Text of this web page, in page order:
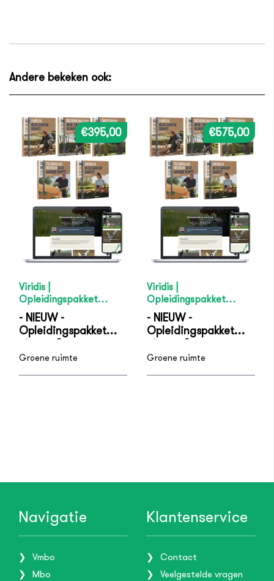
Andere bekeken ook:
Viridis |
Opleidingspakket
Medewerker Groene
ruimte - niveau 2
- NIEUW -
Opleidingspakket
niveau 2
€395,00
Groene ruimte
Viridis |
Opleidingspakket
Vakbekwaam
Medewerker Groene
ruimte - niveau 3
- NIEUW -
Opleidingspakket
niveau 3
€575,00
Groene ruimte
Navigatie
Vmbo
Mbo
Klantenservice
Contact
Veelgestelde vragen